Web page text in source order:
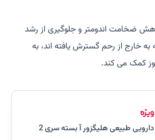
ضخامت اندومتر و جلوگیری از رشد
خارج از رحم گسترش یافته اند، به
کمک می کند.
دارویی طبیعی هلیگزور آ بسته سری 2